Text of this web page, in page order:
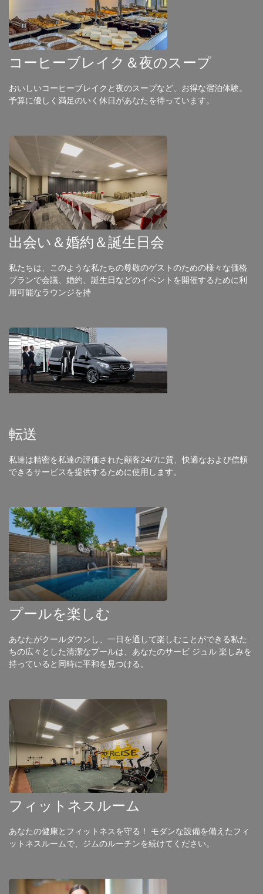
コーヒーブレイク＆夜のスープ
おいしいコーヒーブレイクと夜のスープなど、お得な宿泊体験。
予算に優しく満足のいく休日があなたを待っています。
出会い＆婚約＆誕生日会
私たちは、このような私たちの尊敬のゲストのための様々な価格
プランで会議、婚約、誕生日などのイベントを開催するために利
用可能なラウンジを持
転送
私達は精密を私達の評価された顧客24/7に質、快適なおよび信頼
できるサービスを提供するために使用します。
プールを楽しむ
あなたがクールダウンし、一日を通して楽しむことができる私た
ちの広々とした清潔なプールは、あなたのサービ ジュル 楽しみを
持っていると同時に平和を見つける。
フィットネスルーム
あなたの健康とフィットネスを守る！ モダンな設備を備えたフィ
ットネスルームで、ジムのルーチンを続けてください。